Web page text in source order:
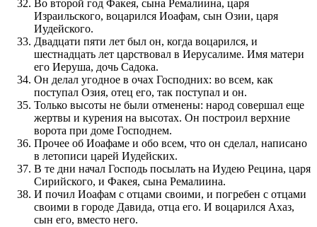
Во второй год Факея, сына Ремалиина, царя
Израильского, воцарился Иоафам, сын Озии, царя
Иудейского.
Двадцати пяти лет был он, когда воцарился, и
шестнадцать лет царствовал в Иерусалиме. Имя матери
его Иеруша, дочь Садока.
Он делал угодное в очах Господних: во всем, как
поступал Озия, отец его, так поступал и он.
Только высоты не были отменены: народ совершал еще
жертвы и курения на высотах. Он построил верхние
ворота при доме Господнем.
Прочее об Иоафаме и обо всем, что он сделал, написано
в летописи царей Иудейских.
В те дни начал Господь посылать на Иудею Рецина, царя
Сирийского, и Факея, сына Ремалиина.
И почил Иоафам с отцами своими, и погребен с отцами
своими в городе Давида, отца его. И воцарился Ахаз,
сын его, вместо него.